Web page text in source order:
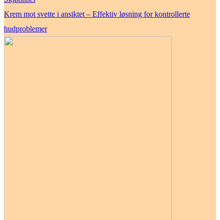
Krem mot svette i ansiktet – Effektiv løsning for kontrollerte
hudproblemer